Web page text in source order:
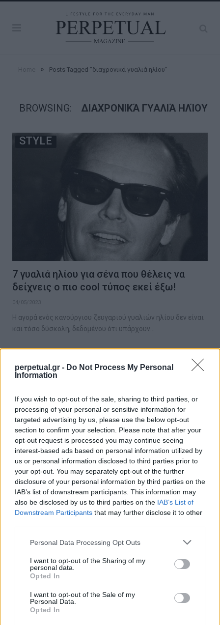
perpetual.gr - Do Not Process My Personal
Information
If you wish to opt-out of the sale, sharing to third parties, or
processing of your personal or sensitive information for
targeted advertising by us, please use the below opt-out
section to confirm your selection. Please note that after your
opt-out request is processed you may continue seeing
interest-based ads based on personal information utilized by
us or personal information disclosed to third parties prior to
your opt-out. You may separately opt-out of the further
disclosure of your personal information by third parties on the
IAB’s list of downstream participants. This information may
also be disclosed by us to third parties on the IAB’s List of
Downstream Participants that may further disclose it to other
Personal Data Processing Opt Outs
I want to opt-out of the Sharing of my
personal data.
Opted In
I want to opt-out of the Sale of my
Personal Data.
Opted In
» Posts Tagged "διαχρονικά γυαλιά ηλίου"
BROWSING: ΔΙΑΧΡΟΝΙΚΆ ΓΥΑΛΙΆ ΗΛΊΟΥ
STYLE
7 γυαλιά ηλίου για σένα που θέλεις να
δείχνεις ο πιο cool τύπος εκεί έξω!
04/05/2023
Η αγορά ενός κανούργιου ζευγαριού γυαλιών ηλίου δεν είναι
και τόσο δύσκολη, δεδομένου ότι υπάρχουν…
STYLE
4 κλασικά ζευγάρια γυαλιά ηλίου για όλα
τα γούστα!
Αν σκέφτεστε να αγοράσετε ένα καινούργιο ζευγάρι γυαλιά
ηλίου, υπάρχουν δύο τρόποι να το κάνετε.…
STYLE